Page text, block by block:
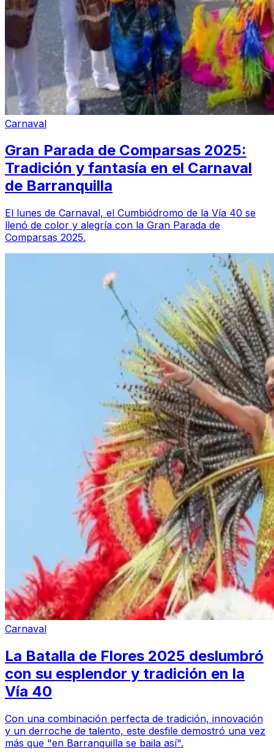
Carnaval
Gran Parada de Comparsas 2025:
Tradición y fantasía en el Carnaval
de Barranquilla
El lunes de Carnaval, el Cumbiódromo de la Vía 40 se
llenó de color y alegría con la Gran Parada de
Comparsas 2025.
Carnaval
La Batalla de Flores 2025 deslumbró
con su esplendor y tradición en la
Vía 40
Con una combinación perfecta de tradición, innovación
y un derroche de talento, este desfile demostró una vez
más que "en Barranquilla se baila así".